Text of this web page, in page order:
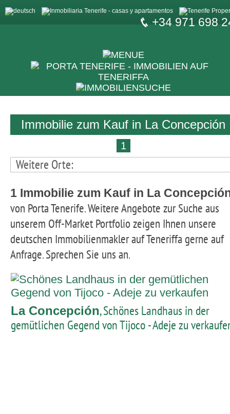
+34 971 698
Immobilie zum Kauf in La Concepción
1
Weitere Orte:
1 Immobilie zum Kauf in La
von Porta Tenerife. Weitere Angebote zur Suche aus
unserem Off-Market Portfolio zeigen Ihnen unsere
deutschen Immobilienmakler auf Teneriffa gerne auf
Anfrage. Sprechen Sie uns an.
La Concepción, Schönes Landhaus in der
gemütlichen Gegend von Tijoco - Adeje zu